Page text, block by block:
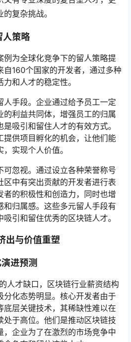
复杂挑战。
人策略
例为全球化竞争下的留人策略提
自160个国家的开发者，通过多种
和人才的稳定性。
人手段。企业通过给予员工一定
的利益共同体，增强员工的归属
吸引和留住人才的有效方式。
提供项目孵化的机会，让他们能
实现个人价值。
可忽视。通过设立各种荣誉称号
区中有突出贡献的开发者进行表
者的积极性和创造力，同时也增
和归属感。这些多元留人手段有
引和留住优秀的区块链人才。
出与价值重塑
进预测
人才缺口，区块链行业薪资结构
分化态势明显。核心开发者由于
底层关键技术，其稀缺性难以在
处于高位。他们是推动区块链技
，企业为了在激烈的市场竞争中